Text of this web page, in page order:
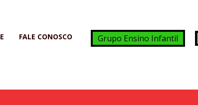
FALE CONOSCO Grupo Ensino Infantil